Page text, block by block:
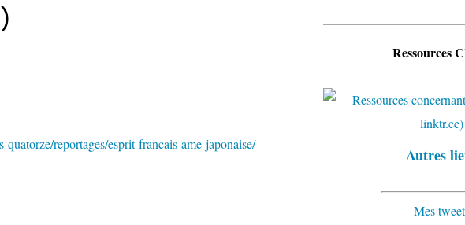
reportages/esprit-francais-ame-japonaise/
Ressources
Autres
Mes